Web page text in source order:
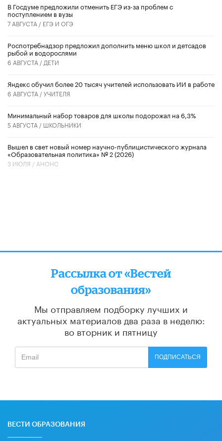
В Госдуме предложили отменить ЕГЭ из-за проблем с
поступлением в вузы
7 АВГУСТА / ЕГЭ И ОГЭ
Роспотребнадзор предложил дополнить меню школ и детсадов
рыбой и водорослями
6 АВГУСТА / ДЕТИ
​Яндекс обучил более 20 тысяч учителей использовать ИИ в работе
6 АВГУСТА /УЧИТЕЛЯ
Минимальный набор товаров для школы подорожал на 6,3%
5 АВГУСТА / ШКОЛЬНИКИ
Вышел в свет новый номер научно-публицистического журнала
«Образовательная политика» № 2 (2026)
3 ИЮЛЯ / АНОНС
Рассылка от «Вестей
образования»
Мы отправляем подборку лучших и
актуальных материалов два раза в неделю:
во вторник и пятницу
ПОДПИСАТЬСЯ
ВЕСТИ ОБРАЗОВАНИЯ